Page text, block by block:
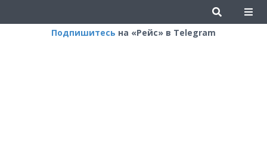
Подпишитесь на «Рейс» в Telegram